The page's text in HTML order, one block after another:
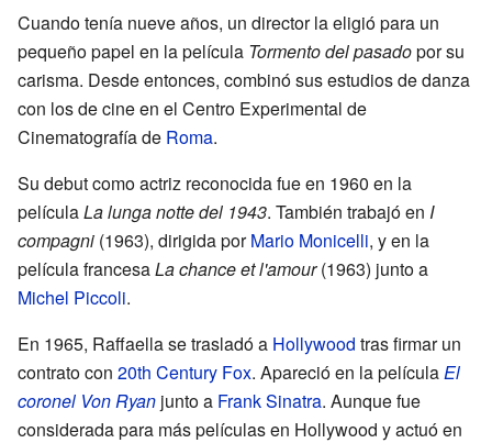
Cuando tenía nueve años, un director la eligió para un
pequeño papel en la película Tormento del pasadopor su
carisma. Desde entonces, combinó sus estudios de danza
con los de cine en el Centro Experimental de
Cinematografía de Roma.
Su debut como actriz reconocida fue en 1960 en la
películaLa lunga notte del 1943. También trabajó en I
compagni (1963), dirigida porMario Monicelli, y en la
película francesaLa chance et l'amour(1963) junto a
Michel Piccoli.
En 1965, Raffaella se trasladó a Hollywood tras firmar un
contrato con 20th Century Fox. Apareció en la películaEl
coronel Von Ryan junto a Frank Sinatra. Aunque fue
considerada para más películas en Hollywood y actuó en